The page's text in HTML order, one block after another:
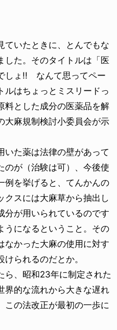
いたときに、とんでもな
した。そのタイトルは「医
しょ!! なんて思ってペー
ルはちょっとミスリードっ
料とした成分の医薬品を解
大麻規制検討小委員会が示
た薬は法律の壁があって
のが（治験は可）、今後使
例を挙げると、てんかんの
クスには大麻草から抽出し
分が用いられているのです
うになるということ。その
なかった大麻の使用に対す
られるのだとか。
、昭和23年に制定された
界的な流れから大きな遅れ
この法改正が最初の一歩に